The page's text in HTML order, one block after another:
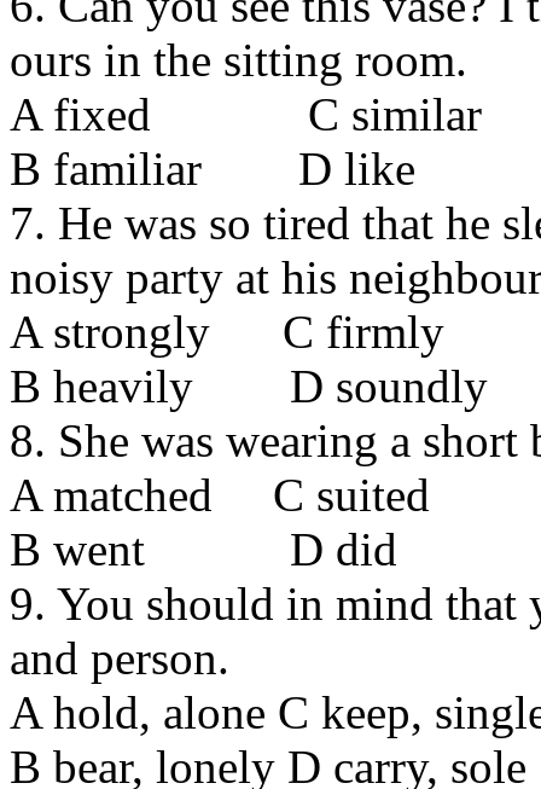
ours in the sitting room.
A fixed С similar
В familiar D like
7. He was so tired that he
noisy party at his
A strongly С firmly
В heavily D soundly
8. She was wearing a
A matched С suited
В went D did
9. You should in mind that
and person.
A hold, alone С keep,
В bear, lonely D carry, sole